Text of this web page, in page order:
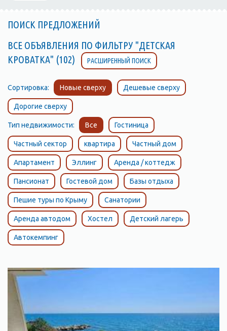
ПОИСК ПРЕДЛОЖЕНИЙ
ВСЕ ОБЪЯВЛЕНИЯ ПО ФИЛЬТРУ "ДЕТСКАЯ
КРОВАТКА" (102)
РАСШИРЕННЫЙ ПОИСК
Сортировка: Новые сверху Дешевые сверху
Дорогие сверху
Тип недвижимости: Все Гостиница
Частный сектор квартира Частный дом
Апартамент Эллинг Аренда / коттедж
Пансионат Гостевой дом Базы отдыха
Пешие туры по Крыму Санатории
Аренда автодом Хостел Детский лагерь
Автокемпинг